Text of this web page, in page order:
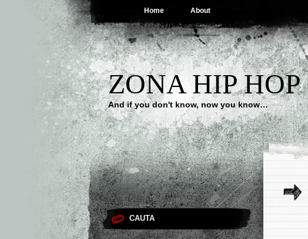
Home About
ZONA HIP HOP
And if you don't know, now you know…
CAUTA